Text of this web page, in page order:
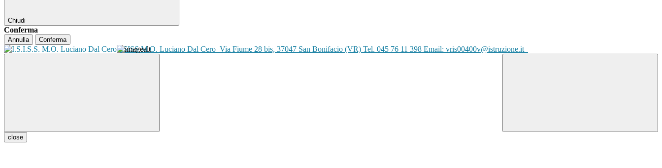
Chiudi
Conferma
Annulla Conferma
ISISS M.O. Luciano Dal Cero Via Fiume 28 bis, 37047 San Bonifacio (VR) Tel. 045 76 11 398 Email: vris00400v@istruzione.it
close